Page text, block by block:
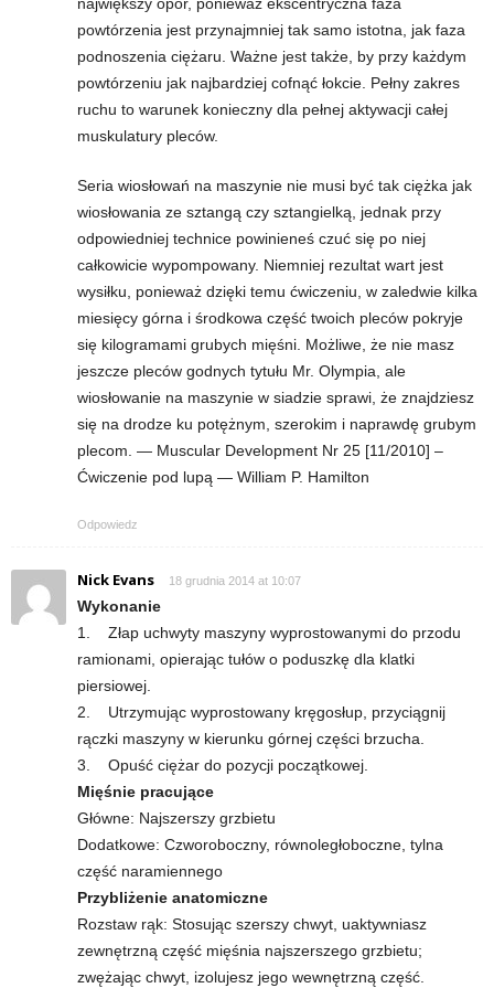
powtórzenia jest przynajmniej tak samo istotna, jak faza
podnoszenia ciężaru. Ważne jest także, by przy każdym
powtórzeniu jak najbardziej cofnąć łokcie. Pełny zakres
ruchu to warunek konieczny dla pełnej aktywacji całej
muskulatury pleców.
Seria wiosłowań na maszynie nie musi być tak ciężka jak
wiosłowania ze sztangą czy sztangielką, jednak przy
odpowiedniej technice powinieneś czuć się po niej
całkowicie wypompowany. Niemniej rezultat wart jest
wysiłku, ponieważ dzięki temu ćwiczeniu, w zaledwie kilka
miesięcy górna i środkowa część twoich pleców pokryje
się kilogramami grubych mięśni. Możliwe, że nie masz
jeszcze pleców godnych tytułu Mr. Olympia, ale
wiosłowanie na maszynie w siadzie sprawi, że znajdziesz
się na drodze ku potężnym, szerokim i naprawdę grubym
plecom. — Muscular Development Nr 25 [11/2010] –
Ćwiczenie pod lupą — William P. Hamilton
Odpowiedz
Nick Evans 18 grudnia 2014 at 10:07
Wykonanie
1. Złap uchwyty maszyny wyprostowanymi do przodu
ramionami, opierając tułów o poduszkę dla klatki
piersiowej.
2. Utrzymując wyprostowany kręgosłup, przyciągnij
rączki maszyny w kierunku górnej części brzucha.
3. Opuść ciężar do pozycji początkowej.
Mięśnie pracujące
Główne: Najszerszy grzbietu
Dodatkowe: Czworoboczny, równoległoboczne, tylna
część naramiennego
Przybliżenie anatomiczne
Rozstaw rąk: Stosując szerszy chwyt, uaktywniasz
zewnętrzną część mięśnia najszerszego grzbietu;
zwężając chwyt, izolujesz jego wewnętrzną część.